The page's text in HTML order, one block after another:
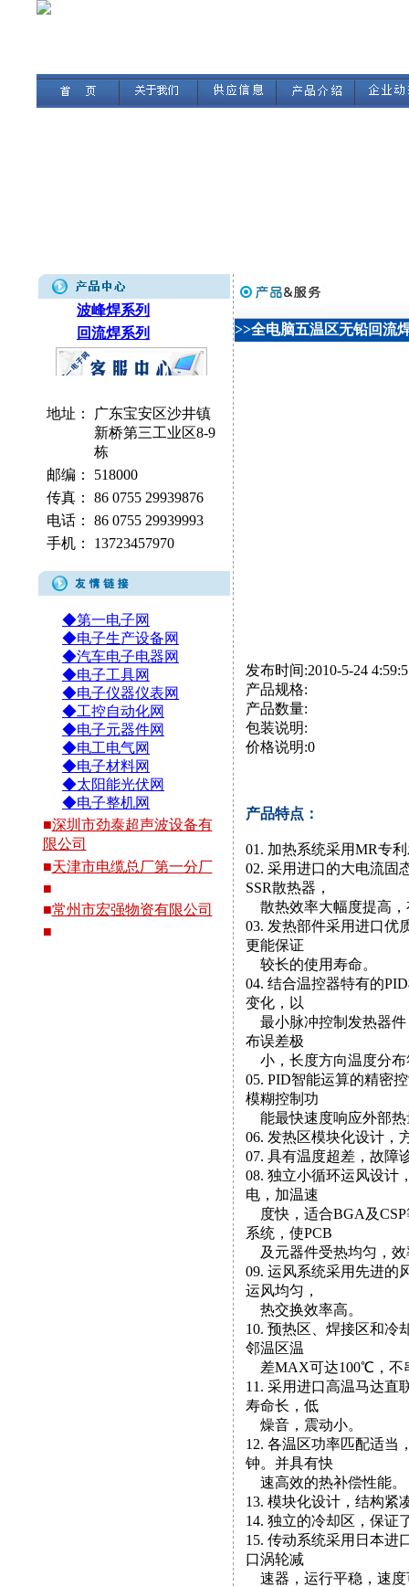
波峰焊系列
回流焊系列
地址：
广东宝安区沙井镇
新桥第三工业区8-9
栋
邮编：
518000
传真：
86 0755 29939876
电话：
86 0755 29939993
手机：
13723457970
◆第一电子网
◆电子生产设备网
◆汽车电子电器网
◆电子工具网
◆电子仪器仪表网
◆工控自动化网
◆电子元器件网
◆电工电气网
◆电子材料网
◆太阳能光伏网
◆电子整机网
■深圳市劲泰超声波设备有
限公司
■天津市电缆总厂第一分厂
■
■常州市宏强物资有限公司
■
>>全电脑五温区无铅回流
发布时间:2010-5-24
产品规格:
产品数量:
包装说明:
价格说明:0
产品特点：
01. 加热系统采用MR专
02. 采用进口的大电流固
SSR散热器，
散热效率大幅度提高，
03. 发热部件采用进口优
更能保证
较长的使用寿命。
04. 结合温控器特有的
变化，以
最小脉冲控制发热器件
布误差极
小，长度方向温度分布
05. PID智能运算的精密
模糊控制功
能最快速度响应外部热
06. 发热区模块化设计，
07. 具有温度超差，故障
08. 独立小循环运风设计
电，加温速
度快，适合BGA及
系统，使PCB
及元器件受热均匀，效
09. 运风系统采用先进的
运风均匀，
热交换效率高。
10. 预热区、焊接区和冷
邻温区温
差MAX可达100℃，不
11. 采用进口高温马达直
寿命长，低
燥音，震动小。
12. 各温区功率匹配适当
钟。并具有快
速高效的热补偿性能。
13. 模块化设计，结构紧
14. 独立的冷却区，保证
15. 传动系统采用日本进
口涡轮减
速器，运行平稳，速度